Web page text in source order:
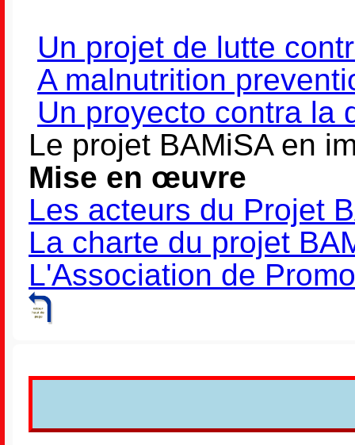
Un projet de lutte
A malnutrition
Un proyecto contra la
Le projet BAMiSA en
Mise en œuvre
Les acteurs du Projet
La charte du projet
L'Association de